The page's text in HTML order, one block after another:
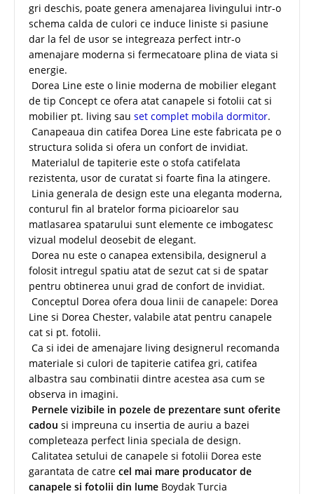
gri deschis, poate genera amenajarea livingului intr-o
schema calda de culori ce induce liniste si pasiune
dar la fel de usor se integreaza perfect intr-o
amenajare moderna si fermecatoare plina de viata si
energie.
Dorea Line este o linie moderna de mobilier elegant
de tip Concept ce ofera atat canapele si fotolii cat si
mobilier pt. living sau set complet mobila dormitor.
Canapeaua din catifea Dorea Line este fabricata pe o
structura solida si ofera un confort de invidiat.
Materialul de tapiterie este o stofa catifelata
rezistenta, usor de curatat si foarte fina la atingere.
Linia generala de design este una eleganta moderna,
conturul fin al bratelor forma picioarelor sau
matlasarea spatarului sunt elemente ce imbogatesc
vizual modelul deosebit de elegant.
Dorea nu este o canapea extensibila, designerul a
folosit intregul spatiu atat de sezut cat si de spatar
pentru obtinerea unui grad de confort de invidiat.
Conceptul Dorea ofera doua linii de canapele: Dorea
Line si Dorea Chester, valabile atat pentru canapele
cat si pt. fotolii.
Ca si idei de amenajare living designerul recomanda
materiale si culori de tapiterie catifea gri, catifea
albastra sau combinatii dintre acestea asa cum se
observa in imagini.
Pernele vizibile in pozele de prezentare sunt oferite
cadou si impreuna cu insertia de auriu a bazei
completeaza perfect linia speciala de design.
Calitatea setului de canapele si fotolii Dorea este
garantata de catre cel mai mare producator de
canapele si fotolii din lume Boydak Turcia